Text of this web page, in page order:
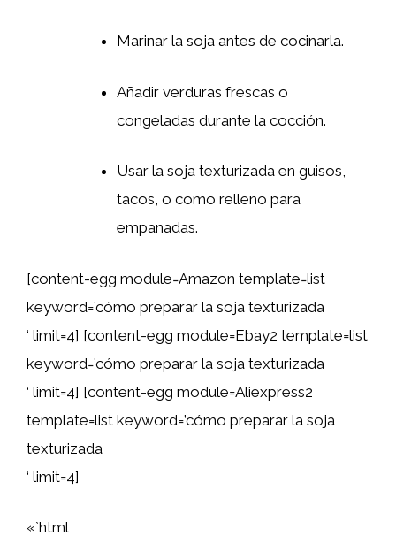
Marinar la soja antes de cocinarla.
Añadir verduras frescas o
congeladas durante la cocción.
Usar la soja texturizada en guisos,
tacos, o como relleno para
empanadas.
[content-egg module=Amazon template=list
keyword=’cómo preparar la soja texturizada
‘ limit=4] [content-egg module=Ebay2 template=list
keyword=’cómo preparar la soja texturizada
‘ limit=4] [content-egg module=Aliexpress2
template=list keyword=’cómo preparar la soja
texturizada
‘ limit=4]
«`html